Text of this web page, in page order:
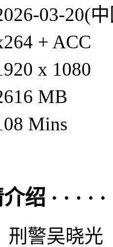
03-20(
+ ACC
x 1080
MB
Mins
绍 · · · · ·
警吴晓光